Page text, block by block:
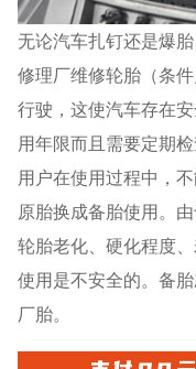
无论汽车扎钉还是爆
修理厂维修轮胎（条
行驶，这使汽车存在
用年限而且需要定期检
用户在使用过程中，
原胎换成备胎使用。
轮胎老化、硬化程度
使用是不安全的。备
厂胎。